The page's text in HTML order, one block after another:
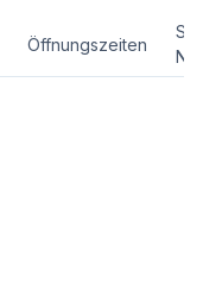
Öffnungszeiten